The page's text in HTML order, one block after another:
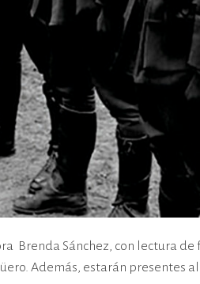
Brenda Sánchez, con lectura
Además, estarán